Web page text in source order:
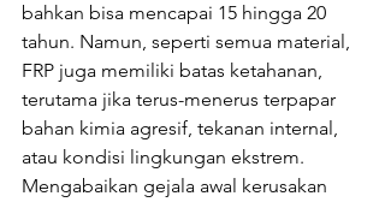
bahkan bisa mencapai 15 hingga 20
tahun. Namun, seperti semua material,
FRP juga memiliki batas ketahanan,
terutama jika terus-menerus terpapar
bahan kimia agresif, tekanan internal,
atau kondisi lingkungan ekstrem.
Mengabaikan gejala awal kerusakan